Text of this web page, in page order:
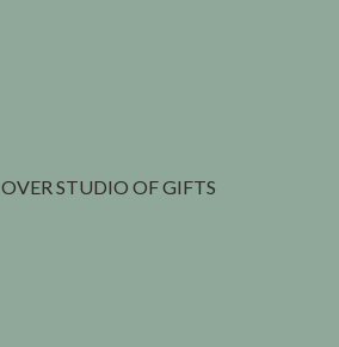
OVER STUDIO OF GIFTS